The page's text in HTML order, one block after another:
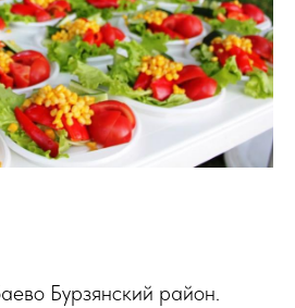
Бурзянский район.